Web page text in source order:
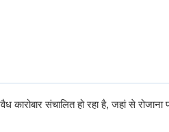
कारोबार संचालित हो रहा है, जहां से